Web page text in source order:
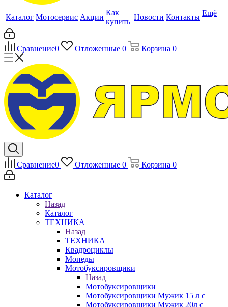
Каталог Мотосервис Акции
Как
купить
Новости Контакты Ещё
Сравнение0 Отложенные 0 Корзина 0
Сравнение0 Отложенные 0 Корзина 0
Каталог
Назад
Каталог
ТЕХНИКА
Назад
ТЕХНИКА
Квадроциклы
Мопеды
Мотобуксировщики
Назад
Мотобуксировщики
Мотобуксировщики Мужик 15 л с
Мотобуксировщики Мужик 20л с